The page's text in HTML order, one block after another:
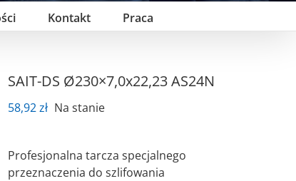
Kontakt Praca
SAIT-DS Ø230×7,0x22,23 AS24N
58,92zł Na stanie
Profesjonalna tarcza specjalnego
przeznaczenia do szlifowania